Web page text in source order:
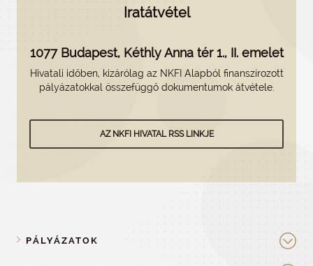
Iratátvétel
1077 Budapest, Kéthly Anna tér 1., II. emelet
Hivatali időben, kizárólag az NKFI Alapból finanszírozott
pályázatokkal összefüggő dokumentumok átvétele.
AZ NKFI HIVATAL RSS LINKJE
PÁLYÁZATOK